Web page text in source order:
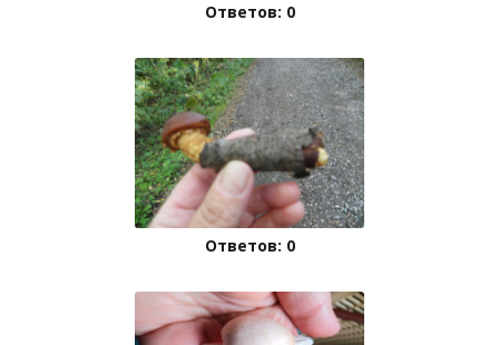
Ответов: 0
Ответов: 0